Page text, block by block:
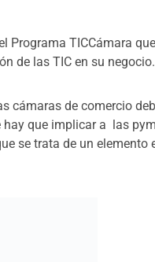
Programa TICCámara
de las TIC en su negocio.
cámaras de comercio
que implicar a las
se trata de un elemento